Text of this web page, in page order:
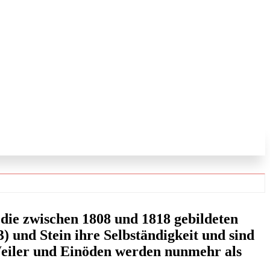
zwischen 1808 und 1818 gebildeten
und Stein ihre Selbständigkeit und sind
und Einöden werden nunmehr als